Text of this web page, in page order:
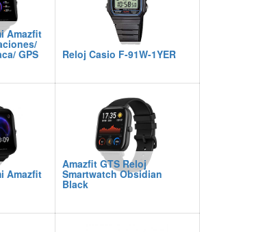
Amazfit
GPS Reloj Casio F-91W-1YER
Amazfit
Amazfit GTS Reloj
Smartwatch Obsidian
Black